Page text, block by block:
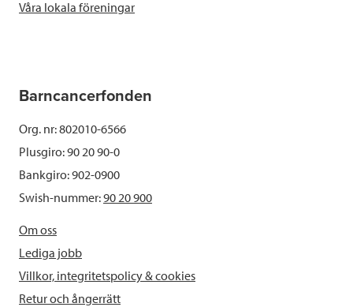
Våra lokala föreningar
Barncancerfonden
Org. nr: 802010-6566
Plusgiro: 90 20 90-0
Bankgiro: 902-0900
Swish-nummer:90 20 900
Om oss
Lediga jobb
Villkor, integritetspolicy & cookies
Retur och ångerrätt